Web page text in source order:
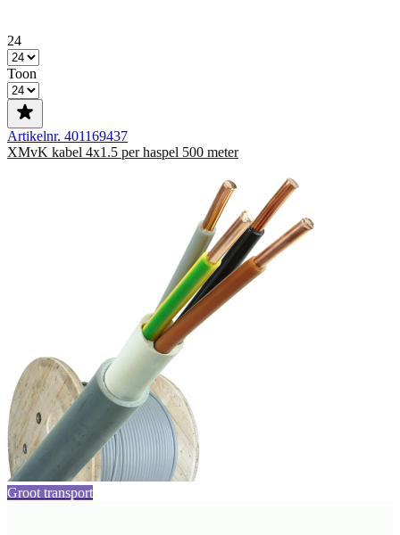
24
Toon
Artikelnr. 401169437
XMvK kabel 4x1.5 per haspel 500 meter
Groot transport